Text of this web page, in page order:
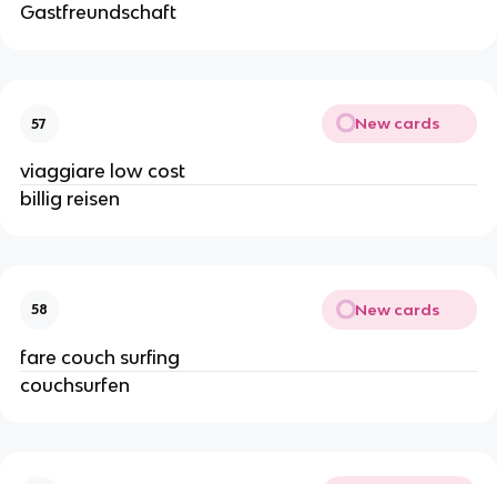
Gastfreundschaft
57 New cards
viaggiare low cost
billig reisen
58 New cards
fare couch surfing
couchsurfen